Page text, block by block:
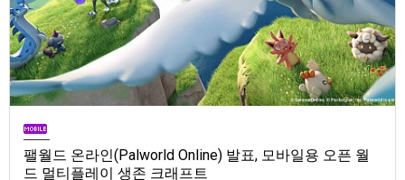
팰월드 온라인(Palworld Online) 발표, 모바일용 오픈 월
드 멀티플레이 생존 크래프트